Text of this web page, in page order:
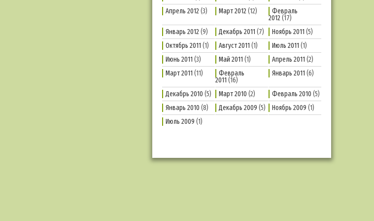
Апрель 2012(3) Март 2012(12)
Февраль
2012(17)
Январь 2012(9) Декабрь 2011 (7) Ноябрь 2011 (5)
Октябрь 2011 (1) Август 2011 (1) Июль 2011 (1)
Июнь 2011 (3) Май 2011 (1) Апрель 2011 (2)
Март 2011 (11)
Февраль
2011 (16)
Январь 2011 (6)
Декабрь 2010 (5) Март 2010 (2) Февраль 2010 (5)
Январь 2010 (8) Декабрь 2009 (5) Ноябрь 2009 (1)
Июль 2009 (1)